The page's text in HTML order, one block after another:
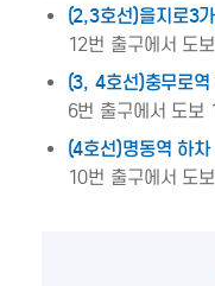
(2,3호선)을지로3
12번 출구에서 도
(3, 4호선)충무로역
6번 출구에서 도보
(4호선)명동역 하차
10번 출구에서 도